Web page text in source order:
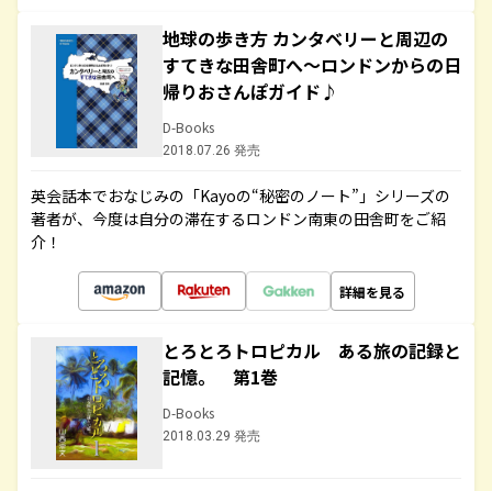
地球の歩き方 カンタベリーと周辺の
すてきな田舎町へ～ロンドンからの日
帰りおさんぽガイド♪
D-Books
2018.07.26 発売
英会話本でおなじみの「Kayoの“秘密のノート”」シリーズの
著者が、今度は自分の滞在するロンドン南東の田舎町をご紹
介！
詳細を見る
とろとろトロピカル ある旅の記録と
記憶。 第1巻
D-Books
2018.03.29 発売